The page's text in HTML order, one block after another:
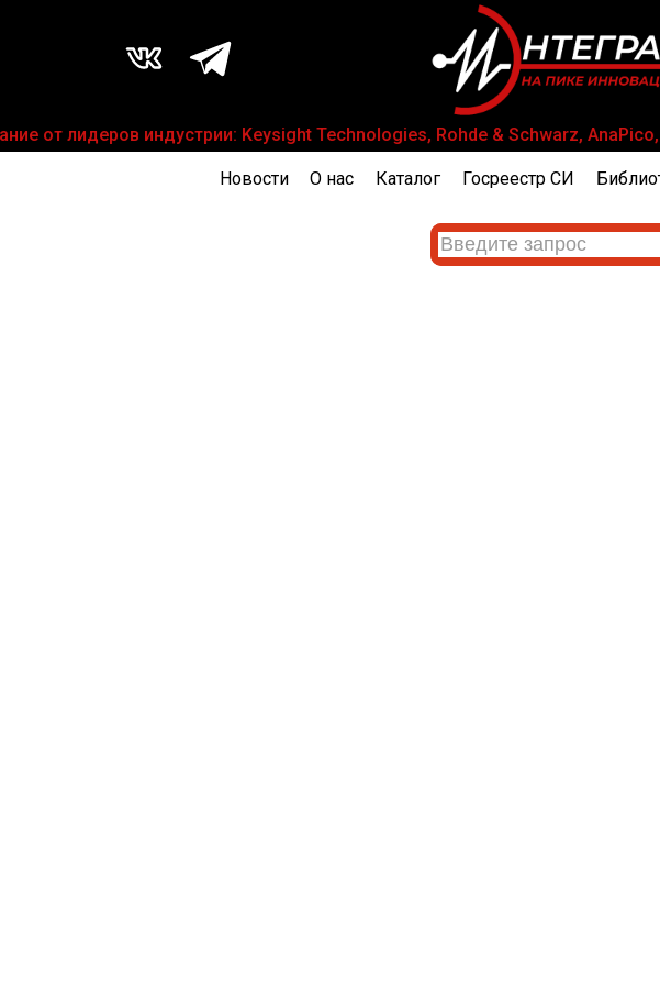
от лидеров индустрии: Keysight Technologies, Rohde & Schwarz, AnaPico,
Каталог
О нас Госреестр СИ
Новости